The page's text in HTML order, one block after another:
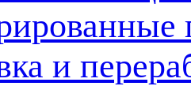
и